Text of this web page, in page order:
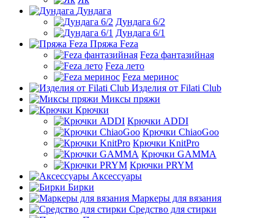
Дундага
Дундага 6/2
Дундага 6/1
Пряжа Feza
Feza фантазийная
Feza лето
Feza меринос
Изделия от Filati Club
Миксы пряжи
Крючки
Крючки ADDI
Крючки ChiaoGoo
Крючки KnitPro
Крючки GAMMA
Крючки PRYM
Аксессуары
Бирки
Маркеры для вязания
Средство для стирки